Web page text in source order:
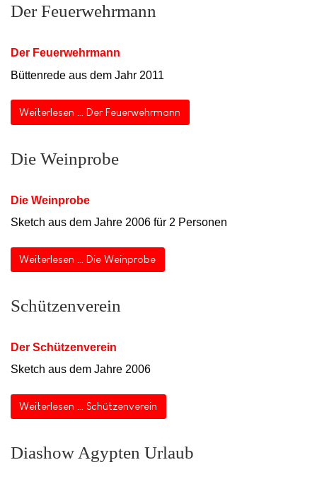
Der Feuerwehrmann
Der Feuerwehrmann
Büttenrede aus dem Jahr 2011
Weiterlesen … Der Feuerwehrmann
Die Weinprobe
Die Weinprobe
Sketch aus dem Jahre 2006 für 2 Personen
Weiterlesen … Die Weinprobe
Schützenverein
Der Schützenverein
Sketch aus dem Jahre 2006
Weiterlesen … Schützenverein
Diashow Agypten Urlaub